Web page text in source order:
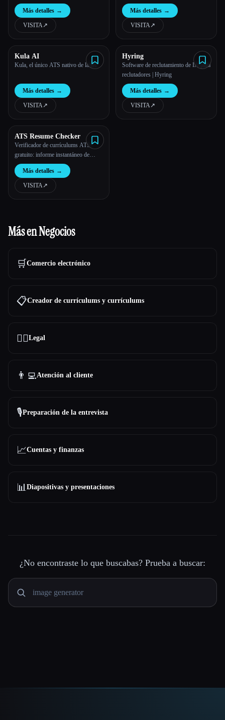
Más detalles →
VISITA↗︎
búsqueda de candidatos y la
programación automatizada
impulsadas por la IA para ayudar a
los empleadores a agilizar el proceso
dirigirse con precisión a los mejo
Más detalles →
VISITA↗︎
Kula AI
Kula, el único ATS nativo de la IA
Más detalles →
VISITA↗︎
Hyring
Software de reclutamiento de IA para
reclutadores | Hyring
Más detalles →
VISITA↗︎
ATS Resume Checker
Verificador de currículums ATS
gratuito: informe instantáneo de
puntuación y currículum de ATS
Más detalles →
VISITA↗︎
Más en Negocios
🛒 Comercio electrónico
📋Creador de currículums y currículums
👩‍⚖️Legal
👨‍💻Atención al cliente
🎙️Preparación de la entrevista
📈Cuentas y finanzas
📊 Diapositivas y presentaciones
¿No encontraste lo que buscabas? Prueba a buscar: